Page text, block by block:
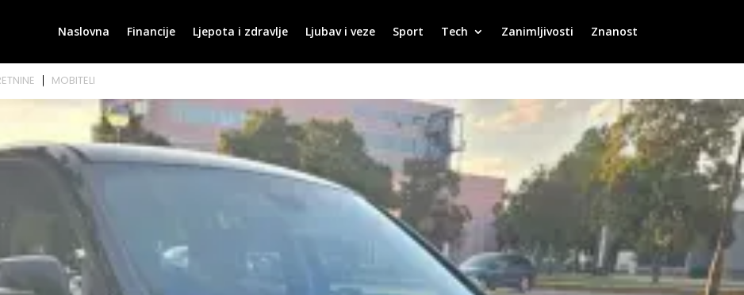
Naslovna Financije Ljepota i zdravlje Ljubav i veze Sport Tech Zanimljivosti Znanost